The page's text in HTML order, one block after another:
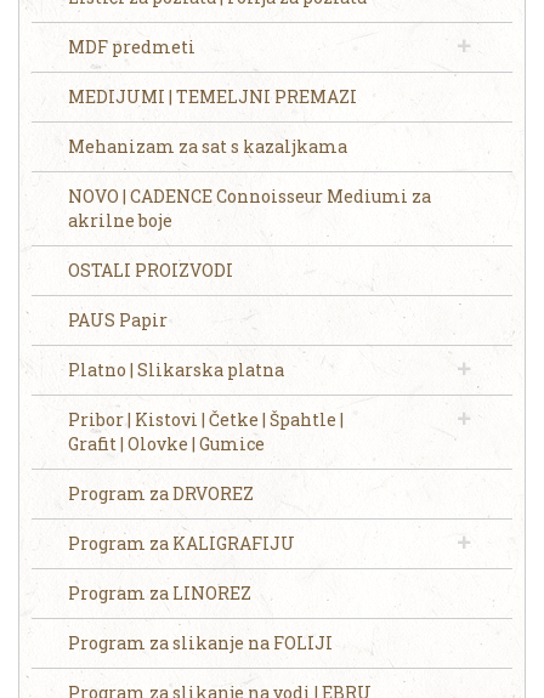
MDF predmeti
MEDIJUMI | TEMELJNI PREMAZI
Mehanizam za sat s kazaljkama
NOVO | CADENCE Connoisseur Mediumi za
akrilne boje
OSTALI PROIZVODI
PAUS Papir
Platno | Slikarska platna
Pribor | Kistovi | Četke | Špahtle |
Grafit | Olovke | Gumice
Program za DRVOREZ
Program za KALIGRAFIJU
Program za LINOREZ
Program za slikanje na FOLIJI
Program za slikanje na vodi | EBRU